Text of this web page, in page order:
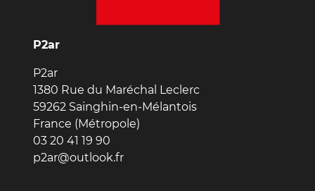
P2ar
P2ar
1380 Rue du Maréchal Leclerc
59262 Sainghin-en-Mélantois
France (Métropole)
03 20 41 19 90
p2ar@outlook.fr